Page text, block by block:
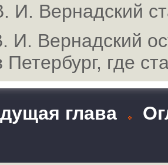
И. Вернадский
И. Вернадский
Петербург, где
глава